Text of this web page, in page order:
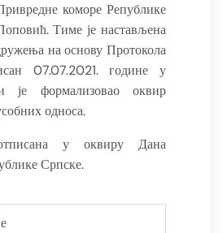
коморе Републике
Тиме је настављена
на основу Протокола
07.07.2021. године у
је формализовао оквир
односа.
у оквиру Дана
Српске.